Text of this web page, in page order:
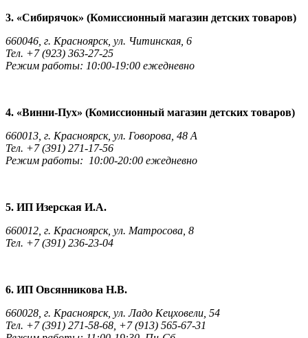
3. «Сибирячок» (Комиссионный магазин детских товаров)
660046, г. Красноярск, ул. Читинская, 6
Тел. +7 (923) 363-27-25
Режим работы: 10:00-19:00 ежедневно
4. «Винни-Пух» (Комиссионный магазин детских товаров)
660013, г. Красноярск, ул. Говорова, 48 А
Тел. +7 (391) 271-17-56
Режим работы: 10:00-20:00 ежедневно
5. ИП Изерская И.А.
660012, г. Красноярск, ул. Матросова, 8
Тел. +7 (391) 236-23-04
6. ИП Овсянникова Н.В.
660028, г. Красноярск, ул. Ладо Кецховели, 54
Тел. +7 (391) 271-58-68, +7 (913) 565-67-31